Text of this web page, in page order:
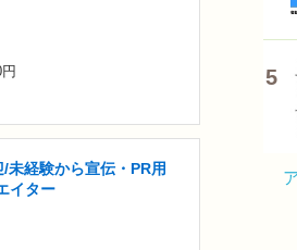
/未経験から宣伝・PR用
イター